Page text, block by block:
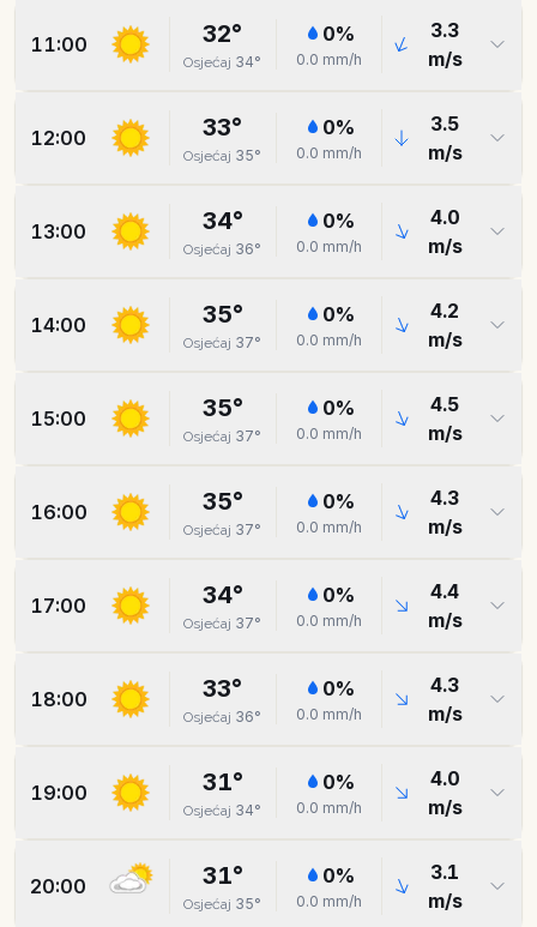
11:00 32°
Osjećaj 34°
0%
0.0 mm/h
3.3
m/s
12:00 33°
Osjećaj 35°
0%
0.0 mm/h
3.5
m/s
13:00 34°
Osjećaj 36°
0%
0.0 mm/h
4.0
m/s
14:00 35°
Osjećaj 37°
0%
0.0 mm/h
4.2
m/s
15:00 35°
Osjećaj 37°
0%
0.0 mm/h
4.5
m/s
16:00 35°
Osjećaj 37°
0%
0.0 mm/h
4.3
m/s
17:00 34°
Osjećaj 37°
0%
0.0 mm/h
4.4
m/s
18:00 33°
Osjećaj 36°
0%
0.0 mm/h
4.3
m/s
19:00 31°
Osjećaj 34°
0%
0.0 mm/h
4.0
m/s
20:00 31°
Osjećaj 35°
0%
0.0 mm/h
3.1
m/s